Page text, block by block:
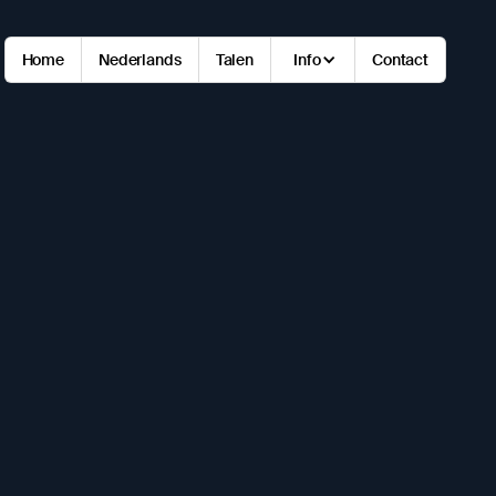
Home Nederlands Talen Info Contact